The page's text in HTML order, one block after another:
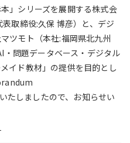
」シリーズを展開する株式会
取締役:久保 博彦）と、デジ
ツモト（本社:福岡県北九州
問題データベース・デジタル
イド教材」の提供を目的とし
しましたので、お知らせい